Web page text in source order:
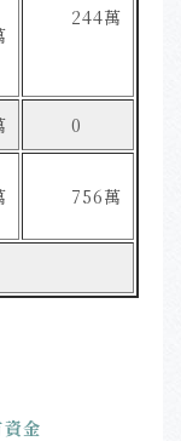
244萬
0
756萬
資金